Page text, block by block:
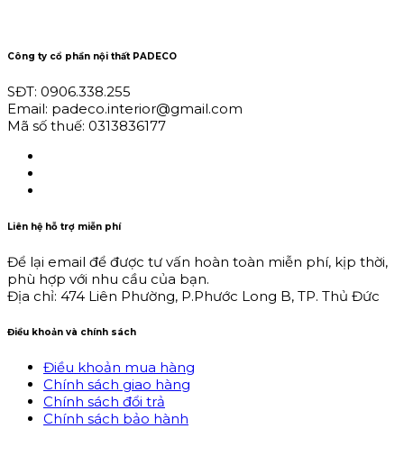
Công ty cổ phần nội thất PADECO
SĐT: 0906.338.255
Email: padeco.interior@gmail.com
Mã số thuế: 0313836177
Liên hệ hỗ trợ miễn phí
Để lại email để được tư vấn hoàn toàn miễn phí, kịp thời,
phù hợp với nhu cầu của bạn.
Địa chỉ: 474 Liên Phường, P.Phước Long B, TP. Thủ Đức
Điều khoản và chính sách
Điều khoản mua hàng
Chính sách giao hàng
Chính sách đổi trả
Chính sách bảo hành